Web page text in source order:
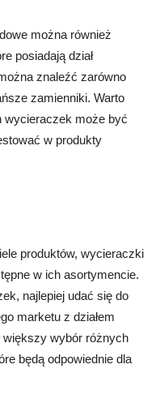
można również
posiadają dział
znaleźć zarówno
zamienniki. Warto
wycieraczek może być
w produkty
produktów, wycieraczki
w ich asortymencie.
najlepiej udać się do
marketu z działem
większy wybór różnych
będą odpowiednie dla